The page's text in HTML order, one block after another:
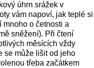
úhrn srážek v
vám napoví, jak teplé si
o četnosti a
sněžení). Při čtení
měsících vždy
se může lišit od jeho
třeba začátkem